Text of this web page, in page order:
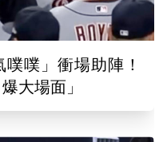
噗」衝場助陣！
大場面」